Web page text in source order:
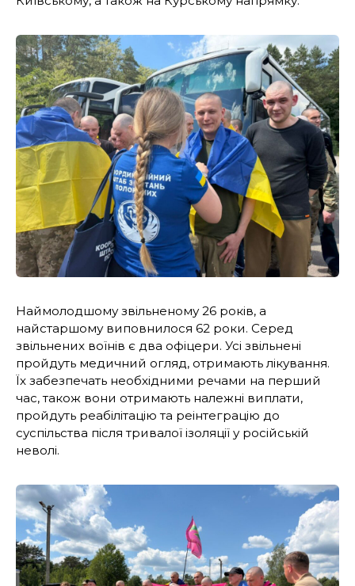
Наймолодшому звільненому 26 років, а
найстаршому виповнилося 62 роки. Серед
звільнених воїнів є два офіцери. Усі звільнені
пройдуть медичний огляд, отримають лікування.
Їх забезпечать необхідними речами на перший
час, також вони отримають належні виплати,
пройдуть реабілітацію та реінтеграцію до
суспільства після тривалої ізоляції у російській
неволі.